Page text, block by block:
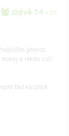
zbývá 14 z 20
provoz
a nikdo cizí
řád kluziště.